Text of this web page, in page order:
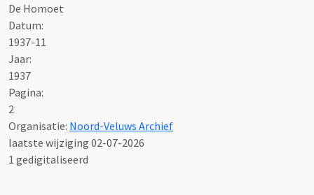
De Homoet
Datum:
1937-11
Jaar:
1937
Pagina:
2
Organisatie: Noord-Veluws Archief
laatste wijziging 02-07-2026
1 gedigitaliseerd